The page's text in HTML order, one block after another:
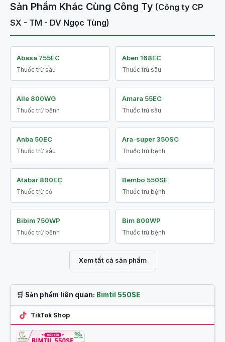
Sản Phẩm Khác Cùng Công Ty (Công ty CP
SX - TM - DV Ngọc Tùng)
Abasa 755EC
Thuốc trừ sâu
Aben 168EC
Thuốc trừ sâu
Alle 800WG
Thuốc trừ bệnh
Amara 55EC
Thuốc trừ sâu
Anba 50EC
Thuốc trừ sâu
Ara-super 350SC
Thuốc trừ bệnh
Atabar 800EC
Thuốc trừ cỏ
Bembo 550SE
Thuốc trừ bệnh
Bibim 750WP
Thuốc trừ bệnh
Bim 800WP
Thuốc trừ bệnh
Xem tất cả sản phẩm
🛒 Sản phẩm liên quan: Bimtil 550SE
TikTok Shop